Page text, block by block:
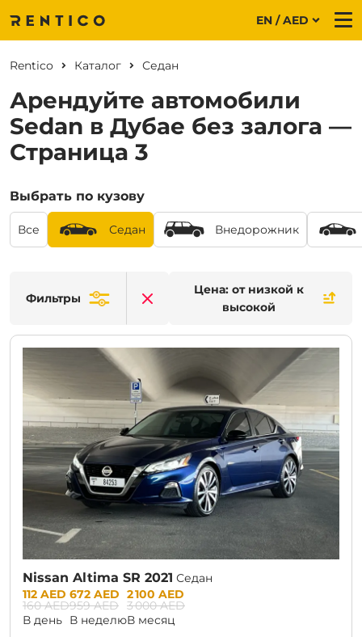
EN / AED
Арендуйте автомобили
Sedan в Дубае без залога —
Страница 3
Rentico Каталог Седан
Выбрать по кузову
Все Седан Внедорожник
Фильтры
Clear filters
Цена: от низкой к
высокой
Nissan Altima SR 2021 Седан
CURRENT PROMOTION:
Prices:
112 AED
160 AED
В день
672 AED
959 AED
В неделю
2 100 AED
3 000 AED
В месяц